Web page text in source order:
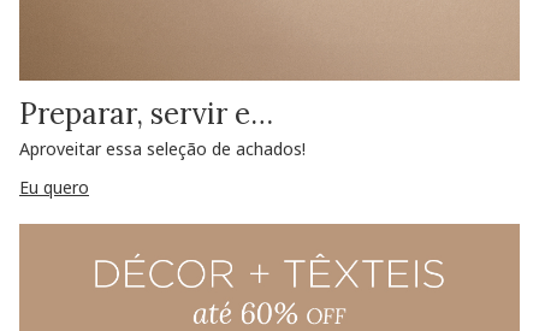
Preparar, servir e…
Aproveitar essa seleção de achados!
Eu quero